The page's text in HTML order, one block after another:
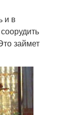
и в
займет